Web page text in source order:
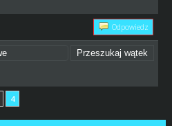
Odpowiedz
4